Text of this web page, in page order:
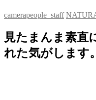
camerapeople_staff
見たまんま素直
れた気がします。